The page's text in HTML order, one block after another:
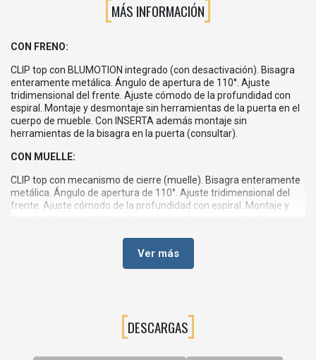
MÁS INFORMACIÓN
CON FRENO:
CLIP top con BLUMOTION integrado (con desactivación). Bisagra
enteramente metálica. Ángulo de apertura de 110°. Ajuste
tridimensional del frente. Ajuste cómodo de la profundidad con
espiral. Montaje y desmontaje sin herramientas de la puerta en el
cuerpo de mueble. Con INSERTA además montaje sin
herramientas de la bisagra en la puerta (consultar).
CON MUELLE:
CLIP top con mecanismo de cierre (muelle). Bisagra enteramente
metálica. Ángulo de apertura de 110°. Ajuste tridimensional del
frente. Ajuste cómodo de la profundidad con espiral. Montaje y
Incorpora cazoleta de 35 mm y el sistema CLIP top, que permite
el brazo de la bisagra garantiza un movimiento silencioso y
controlado, evitando golpes y prolongando la vida útil del mueble.
Ver más
DESCARGAS